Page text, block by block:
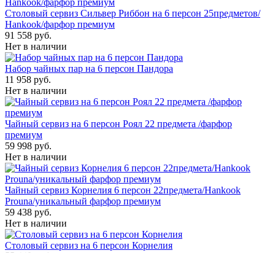
Столовый сервиз Сильвер Риббон на 6 персон 25предметов/
Hankook/фарфор премиум
91 558 руб.
Нет в наличии
Набор чайных пар на 6 персон Пандора
11 958 руб.
Нет в наличии
Чайный сервиз на 6 персон Роял 22 предмета /фарфор
премиум
59 998 руб.
Нет в наличии
Чайный сервиз Корнелия 6 персон 22предмета/Hankook
Prouna/уникальный фарфор премиум
59 438 руб.
Нет в наличии
Столовый сервиз на 6 персон Корнелия